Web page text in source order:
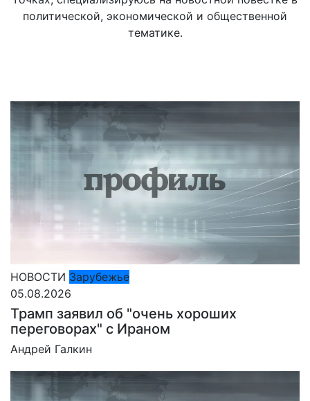
политической, экономической и общественной
тематике.
НОВОСТИ Зарубежье
05.08.2026
Трамп заявил об "очень хороших
переговорах" с Ираном
Андрей Галкин